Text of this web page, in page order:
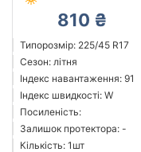
810 ₴
Типорозмір: 225/45 R17
Сезон: літня
Індекс навантаження: 91
Індекс швидкості: W
Посиленість:
Залишок протектора: -
Кількість: 1шт